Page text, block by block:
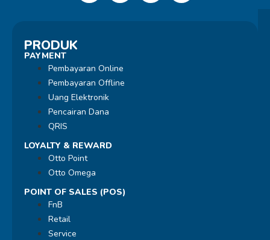
PRODUK
PAYMENT
Pembayaran Online
Pembayaran Offline
Uang Elektronik
Pencairan Dana
QRIS
LOYALTY & REWARD
Otto Point
Otto Omega
POINT OF SALES (POS)
FnB
Retail
Service